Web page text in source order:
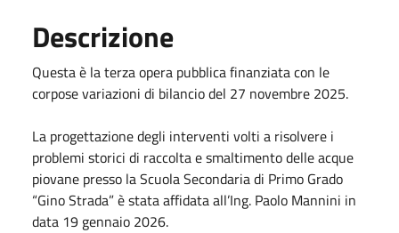
Descrizione
Questa è la terza opera pubblica finanziata con le
corpose variazioni di bilancio del 27 novembre 2025.
La progettazione degli interventi volti a risolvere i
problemi storici di raccolta e smaltimento delle acque
piovane presso la Scuola Secondaria di Primo Grado
“Gino Strada” è stata affidata all’Ing. Paolo Mannini in
data 19 gennaio 2026.